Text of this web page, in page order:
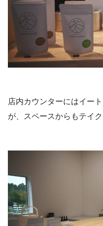
店内カウンターにはイー
が、スペースからもテイ